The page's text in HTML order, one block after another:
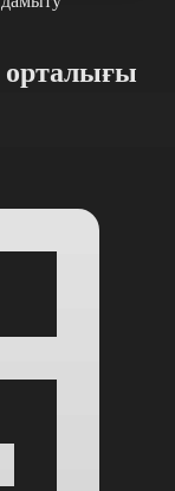
орталығы